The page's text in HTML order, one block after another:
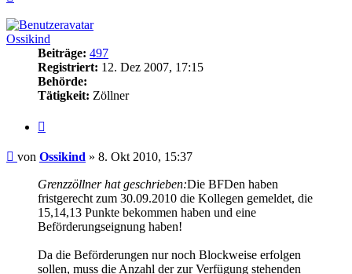
Ossikind
Beiträge: 497
Registriert: 12. Dez 2007, 17:15
Behörde:
Tätigkeit: Zöllner
Beitrag
von Ossikind » 8. Okt 2010, 15:37
Grenzzöllner hat geschrieben:Die BFDen haben
fristgerecht zum 30.09.2010 die Kollegen gemeldet, die
15,14,13 Punkte bekommen haben und eine
Beförderungseignung haben!
Da die Beförderungen nur noch Blockweise erfolgen
sollen, muss die Anzahl der zur Verfügung stehenden